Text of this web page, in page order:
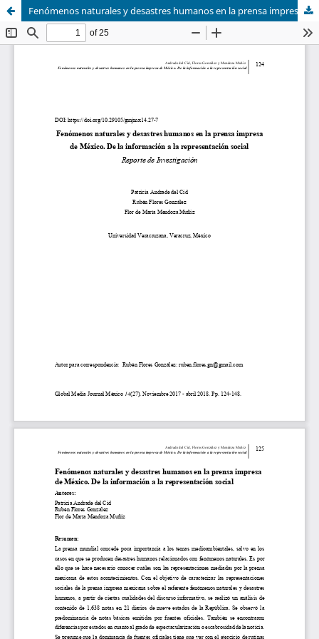
Fenómenos naturales y desastres humanos en la prensa impresa de México. De la información a la representación social.